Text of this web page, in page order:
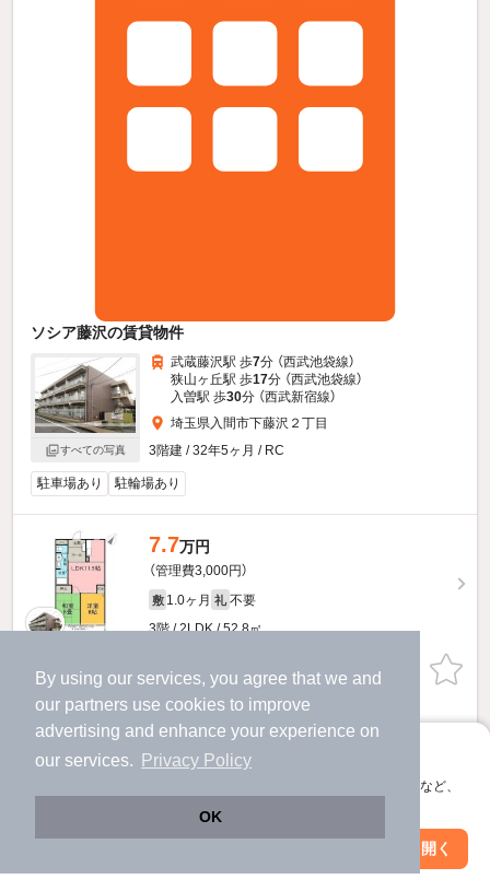
By using our services, you agree that we and
our partners use cookies to improve
advertising and enhance your experience on
our services.
Privacy Policy
OK
アプリに切り替えて、サクサクお部屋探し
会員登録なしですぐ使える。マップ検索やお気に入り保存など、
アプリを開く
ソシア藤沢の賃貸物件
すべての写真
武蔵藤沢駅 歩7分 （西武池袋線）
狭山ヶ丘駅 歩17分 （西武池袋線）
入曽駅 歩30分 （西武新宿線）
埼玉県入間市下藤沢２丁目
3階建 / 32年5ヶ月 / RC
駐車場あり 駐輪場あり
7.7万円
（管理費3,000円）
敷 1.0ヶ月 礼 不要
3階 / 2LDK / 52.8㎡
お問い合わせ（無料）
ソシア藤沢のすべての部屋を見る
絞り込み条件を変更